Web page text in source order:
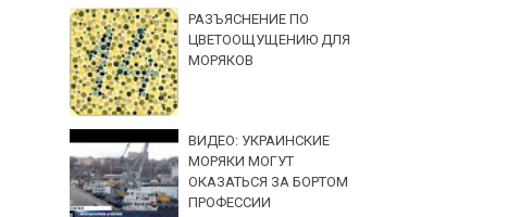
РАЗЪЯСНЕНИЕ ПО
ЦВЕТООЩУЩЕНИЮ ДЛЯ
МОРЯКОВ
ВИДЕО: УКРАИНСКИЕ
МОРЯКИ МОГУТ
ОКАЗАТЬСЯ ЗА БОРТОМ
ПРОФЕССИИ